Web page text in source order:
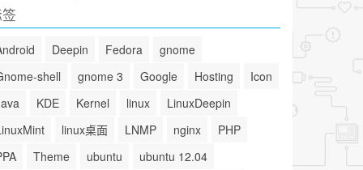
Deepin Fedora
gnome
shell
gnome 3 Google Hosting
Icon
KDE Kernel linux
LinuxDeepin
linux桌面 LNMP nginx
PHP
Theme ubuntu
ubuntu 12.04